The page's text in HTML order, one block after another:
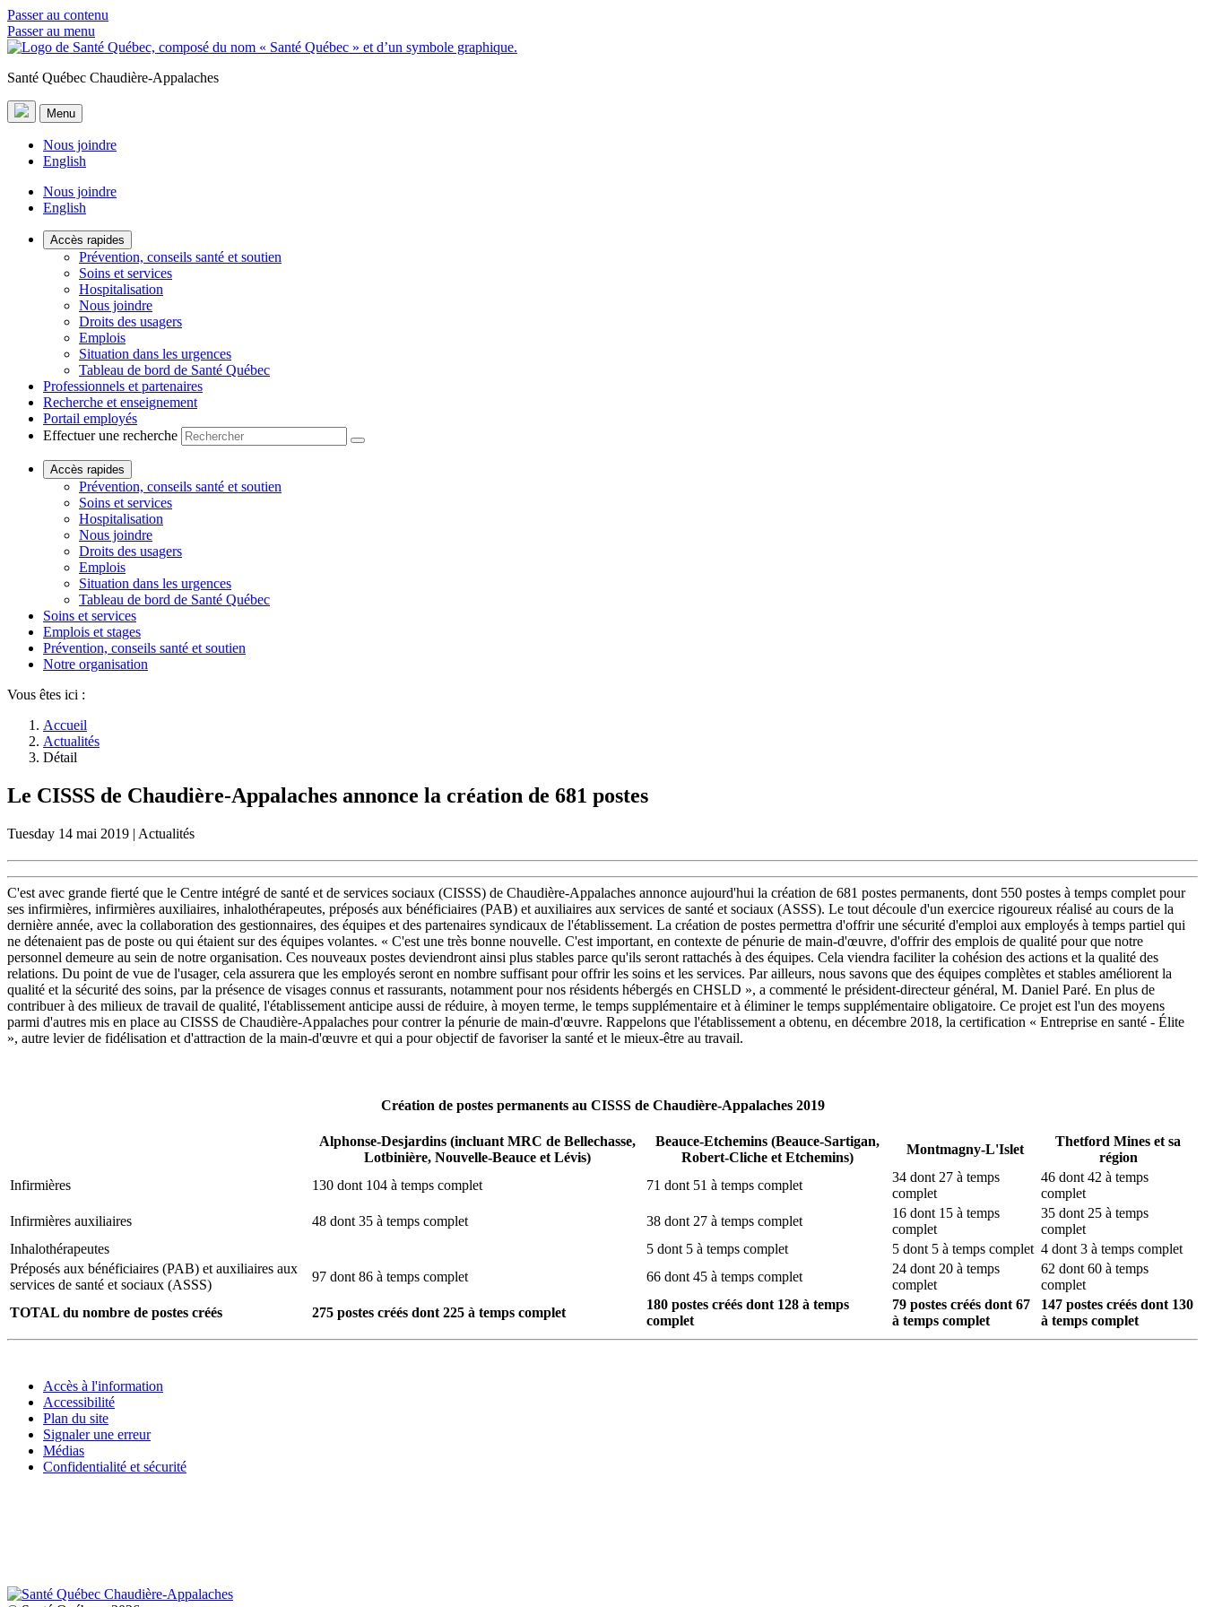
Passer au contenu
Passer au menu
Santé Québec Chaudière-Appalaches
Menu
Nous joindre
English
Nous joindre
English
Accès rapides
Prévention, conseils santé et soutien
Soins et services
Hospitalisation
Nous joindre
Droits des usagers
Emplois
Situation dans les urgences
Tableau de bord de Santé Québec
Professionnels et partenaires
Recherche et enseignement
Portail employés
Effectuer une recherche
Accès rapides
Prévention, conseils santé et soutien
Soins et services
Hospitalisation
Nous joindre
Droits des usagers
Emplois
Situation dans les urgences
Tableau de bord de Santé Québec
Soins et services
Emplois et stages
Prévention, conseils santé et soutien
Notre organisation
Vous êtes ici :
Accueil
Actualités
Détail
Le CISSS de Chaudière-Appalaches annonce la création de 681 postes
Tuesday 14 mai 2019 | Actualités
C'est avec grande fierté que le Centre intégré de santé et de services sociaux (CISSS) de Chaudière-Appalaches annonce aujourd'hui la création de 681 postes permanents, dont 550 postes à temps complet pour
ses infirmières, infirmières auxiliaires, inhalothérapeutes, préposés aux bénéficiaires (PAB) et auxiliaires aux services de santé et sociaux (ASSS). Le tout découle d'un exercice rigoureux réalisé au cours de la
dernière année, avec la collaboration des gestionnaires, des équipes et des partenaires syndicaux de l'établissement. La création de postes permettra d'offrir une sécurité d'emploi aux employés à temps partiel qui
ne détenaient pas de poste ou qui étaient sur des équipes volantes. « C'est une très bonne nouvelle. C'est important, en contexte de pénurie de main-d'œuvre, d'offrir des emplois de qualité pour que notre
personnel demeure au sein de notre organisation. Ces nouveaux postes deviendront ainsi plus stables parce qu'ils seront rattachés à des équipes. Cela viendra faciliter la cohésion des actions et la qualité des
relations. Du point de vue de l'usager, cela assurera que les employés seront en nombre suffisant pour offrir les soins et les services. Par ailleurs, nous savons que des équipes complètes et stables améliorent la
qualité et la sécurité des soins, par la présence de visages connus et rassurants, notamment pour nos résidents hébergés en CHSLD », a commenté le président-directeur général, M. Daniel Paré. En plus de
contribuer à des milieux de travail de qualité, l'établissement anticipe aussi de réduire, à moyen terme, le temps supplémentaire et à éliminer le temps supplémentaire obligatoire. Ce projet est l'un des moyens
parmi d'autres mis en place au CISSS de Chaudière-Appalaches pour contrer la pénurie de main-d'œuvre. Rappelons que l'établissement a obtenu, en décembre 2018, la certification « Entreprise en santé - Élite
», autre levier de fidélisation et d'attraction de la main-d'œuvre et qui a pour objectif de favoriser la santé et le mieux-être au travail.
Création de postes permanents au CISSS de Chaudière-Appalaches 2019
Alphonse-Desjardins (incluant MRC de Bellechasse,
Lotbinière, Nouvelle-Beauce et Lévis)
Beauce-Etchemins (Beauce-Sartigan,
Robert-Cliche et Etchemins)
Montmagny-L'Islet
Thetford Mines et sa
région
TOTAL du nombre de postes créés 275 postes créés dont 225 à temps complet
180 postes créés dont 128 à temps
complet
79 postes créés dont 67
à temps complet
147 postes créés dont 130
à temps complet
Infirmières 130 dont 104 à temps complet 71 dont 51 à temps complet
34 dont 27 à temps
complet
46 dont 42 à temps
complet
Infirmières auxiliaires
48 dont 35 à temps complet 38 dont 27 à temps complet
16 dont 15 à temps
complet
35 dont 25 à temps
complet
Inhalothérapeutes
5 dont 5 à temps complet 5 dont 5 à temps complet 4 dont 3 à temps complet
Préposés aux bénéficiaires (PAB) et auxiliaires aux
services de santé et sociaux (ASSS)
97 dont 86 à temps complet 66 dont 45 à temps complet
24 dont 20 à temps
complet
62 dont 60 à temps
complet
Accès à l'information
Accessibilité
Plan du site
Signaler une erreur
Médias
Confidentialité et sécurité